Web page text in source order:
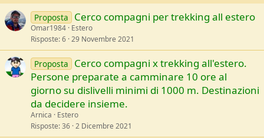
Proposta Cerco compagni per trekking all estero
Omar1984 Estero
Risposte 6 29 Novembre 2021
Proposta
Cerco compagni x trekking all'estero.
Persone preparate a camminare 10 ore al
giorno su dislivelli minimi di 1000 m. Destinazioni
da decidere insieme.
Arnica
Estero
Risposte 36 2 Dicembre 2021